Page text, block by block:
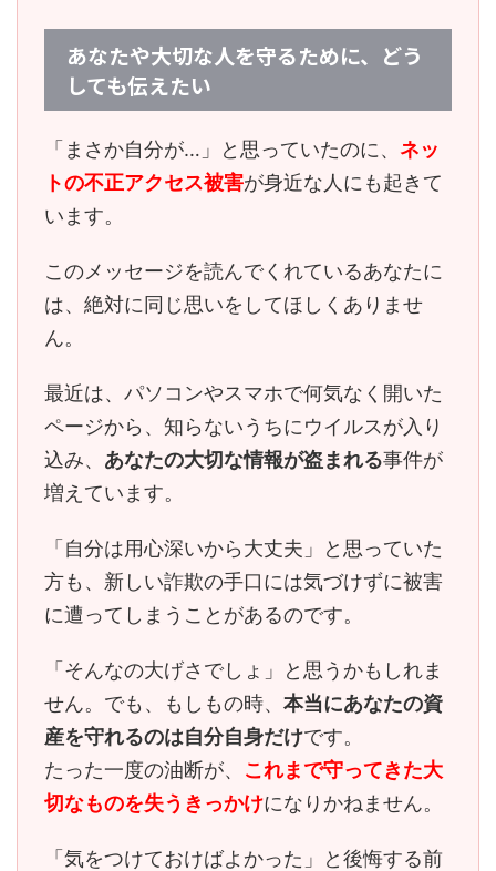
あなたや大切な人を守るために、どう
しても伝えたい
「まさか自分が…」と思っていたのに、 ネッ
トの不正アクセス被害が身近な人にも起きて
います。
このメッセージを読んでくれているあなたに
は、 絶対に同じ思いをしてほしくありませ
ん。
最近は、パソコンやスマホで何気なく開いた
ページから、知らないうちにウイルスが入り
込み、 あなたの大切な情報が盗まれる事件が
増えています。
「自分は用心深いから大丈夫」と思っていた
方も、 新しい詐欺の手口には気づけずに被害
に遭ってしまう ことがあるのです。
「そんなの大げさでしょ」と思うかもしれま
せん。でも、もしもの時、 本当にあなたの資
産を守れるのは自分自身だけです。
たった一度の油断が、 これまで守ってきた大
切なものを失うきっかけになりかねません。
「気をつけておけばよかった」と後悔する前